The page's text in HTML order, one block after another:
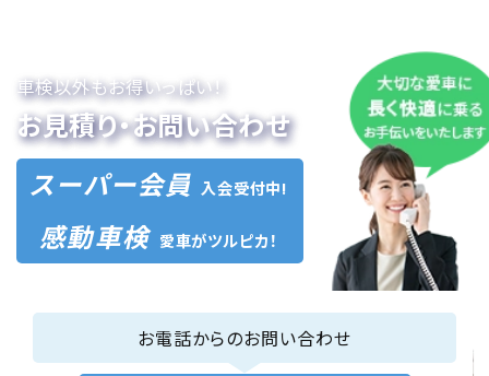
車検以外もお得いっぱい！
お見積り・お問い合わせ
スーパー会員 入会受付中!
感動車検 愛車がツルピカ！
お電話からのお問い合わせ